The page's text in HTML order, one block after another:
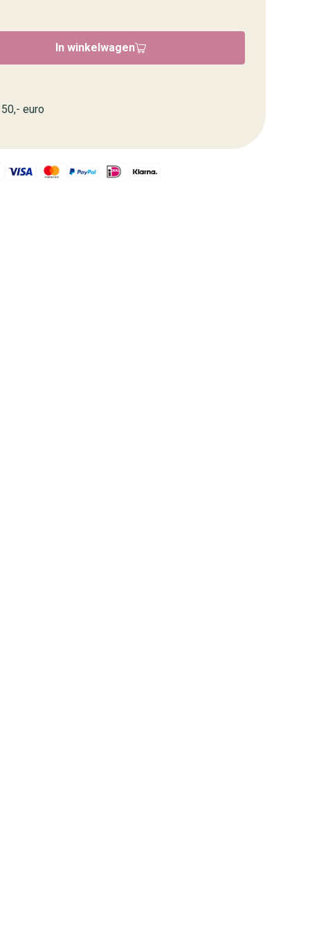
In winkelwagen
euro